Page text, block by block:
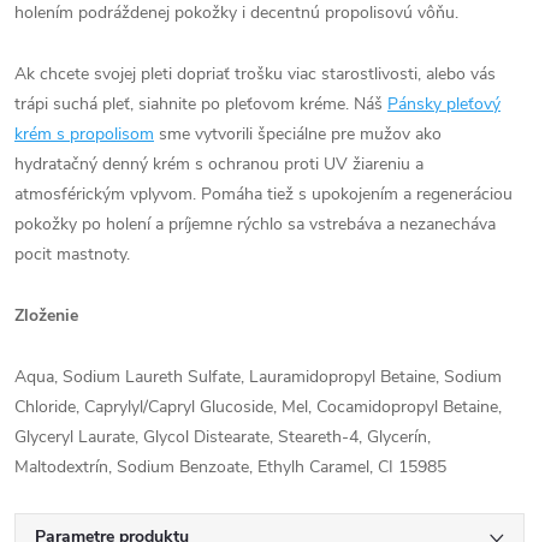
holením podráždenej pokožky i decentnú propolisovú vôňu.
Ak chcete svojej pleti dopriať trošku viac starostlivosti, alebo vás
trápi suchá pleť, siahnite po pleťovom kréme. Náš Pánsky pleťový
krém s propolisom sme vytvorili špeciálne pre mužov ako
hydratačný denný krém s ochranou proti UV žiareniu a
atmosférickým vplyvom. Pomáha tiež s upokojením a regeneráciou
pokožky po holení a príjemne rýchlo sa vstrebáva a nezanecháva
pocit mastnoty.
Zloženie
Aqua, Sodium Laureth Sulfate, Lauramidopropyl Betaine, Sodium
Chloride, Caprylyl/Capryl Glucoside, Mel, Cocamidopropyl Betaine,
Glyceryl Laurate, Glycol Distearate, Steareth-4, Glycerín,
Maltodextrín, Sodium Benzoate, Ethylh Caramel, CI 15985
Parametre produktu